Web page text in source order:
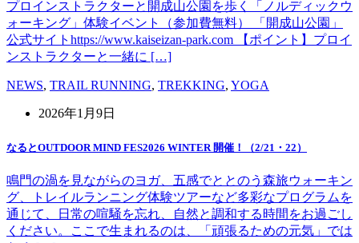
プロインストラクターと開成山公園を歩く「ノルディックウ
ォーキング」体験イベント（参加費無料） 「開成山公園」
公式サイトhttps://www.kaiseizan-park.com 【ポイント】プロイ
ンストラクターと一緒に […]
NEWS, TRAIL RUNNING, TREKKING, YOGA
2026年1月9日
なるとOUTDOOR MIND FES2026 WINTER 開催！（2/21・22）
鳴門の渦を見ながらのヨガ、五感でととのう森旅ウォーキン
グ、トレイルランニング体験ツアーなど多彩なプログラムを
通じて、日常の喧騒を忘れ、自然と調和する時間をお過ごし
ください。ここで生まれるのは、「頑張るための元気」では